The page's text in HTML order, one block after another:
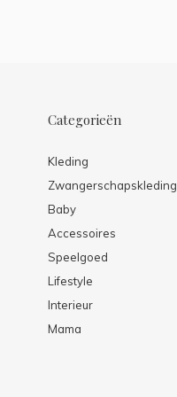
Categorieën
Kleding
Zwangerschapskleding
Baby
Accessoires
Speelgoed
Lifestyle
Interieur
Mama